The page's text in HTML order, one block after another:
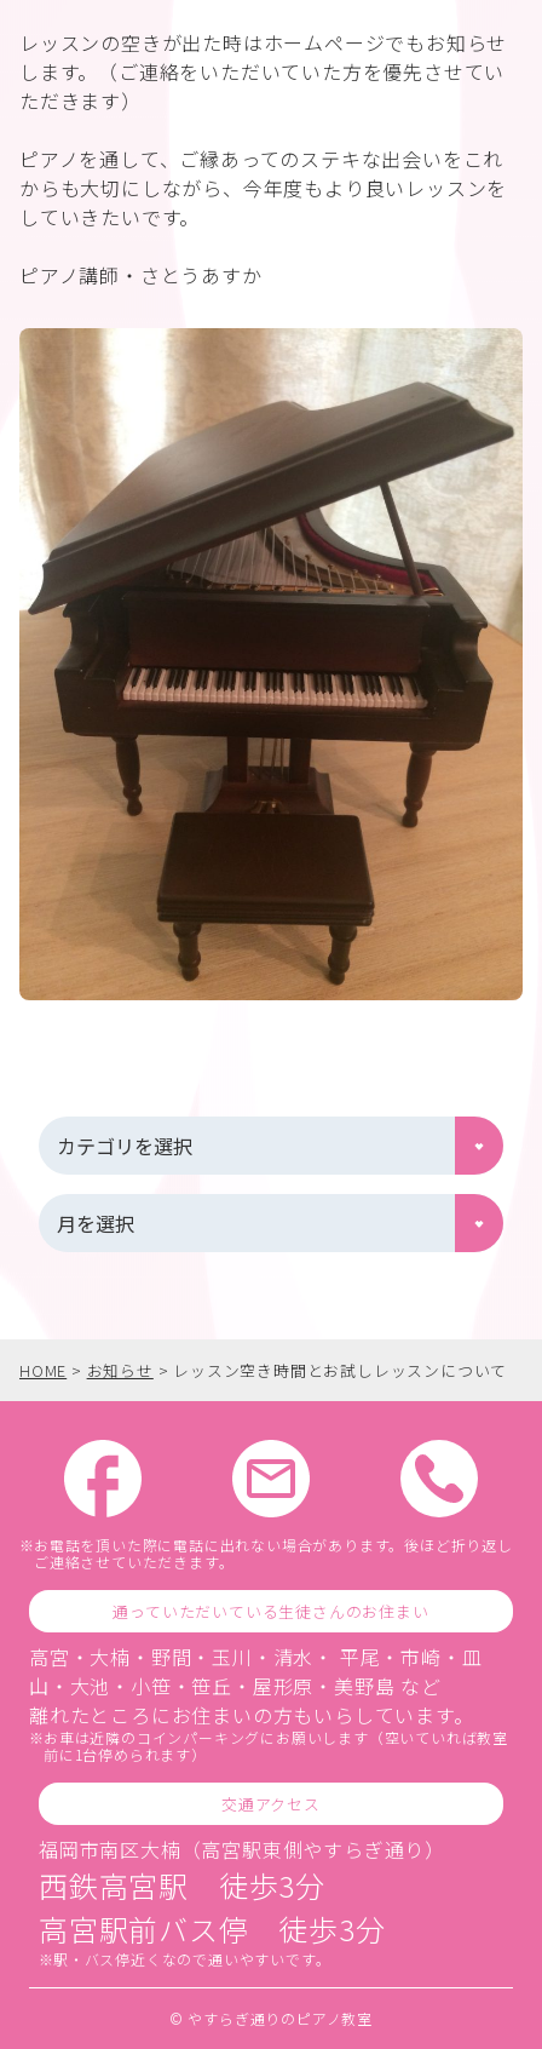
レッスンの空きが出た時はホームページでもお知らせ
します。（ご連絡をいただいていた方を優先させてい
ただきます）
ピアノを通して、ご縁あってのステキな出会いをこれ
からも大切にしながら、今年度もより良いレッスンを
していきたいです。
ピアノ講師・さとうあすか
HOME > お知らせ > レッスン空き時間とお試しレッスンについて
お電話を頂いた際に電話に出れない場合があります。後ほど折り返し
ご連絡させていただきます。
通っていただいている生徒さんのお住まい
高宮・大楠・野間・玉川・清水・ 平尾・市崎・皿
山・大池・小笹・笹丘・屋形原・美野島 など
離れたところにお住まいの方もいらしています。
お車は近隣のコインパーキングにお願いします（空いていれば教室
前に1台停められます）
交通アクセス
福岡市南区大楠（高宮駅東側やすらぎ通り）
西鉄高宮駅 徒歩3分
高宮駅前バス停 徒歩3分
駅・バス停近くなので通いやすいです。
© やすらぎ通りのピアノ教室